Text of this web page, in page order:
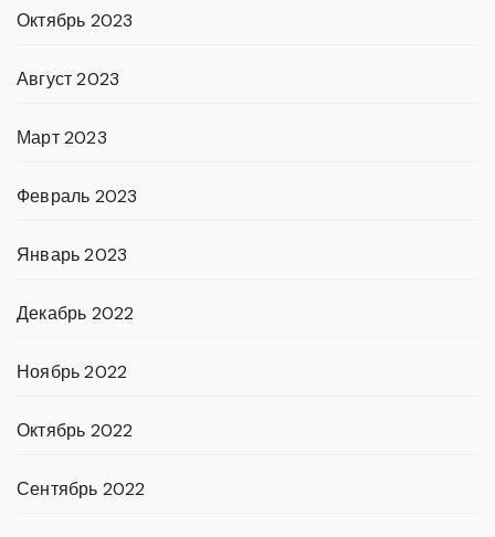
Октябрь 2023
Август 2023
Март 2023
Февраль 2023
Январь 2023
Декабрь 2022
Ноябрь 2022
Октябрь 2022
Сентябрь 2022